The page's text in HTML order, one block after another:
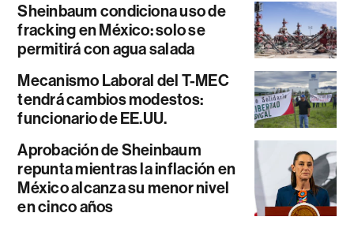
Sheinbaum condiciona uso de
fracking en México: solo se
permitirá con agua salada
Mecanismo Laboral del T-MEC
tendrá cambios modestos:
funcionario de EE.UU.
Aprobación de Sheinbaum
repunta mientras la inflación en
México alcanza su menor nivel
en cinco años